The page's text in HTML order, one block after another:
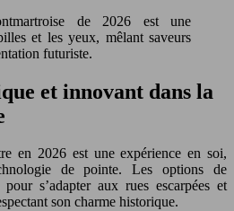
et les yeux, mêlant saveurs
futuriste.
et innovant dans la
en 2026 est une expérience en soi,
de pointe. Les options de
s’adapter aux rues escarpées et
son charme historique.